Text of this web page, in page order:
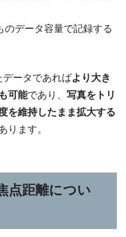
のデータ容量で記録する
データであればより大き
可能であり、 写真をトリ
を維持したまま拡大する
ります。
点距離につい